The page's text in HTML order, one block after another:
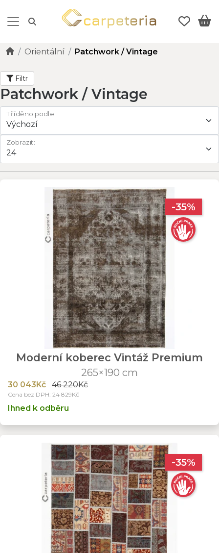
Orientální Patchwork / Vintage
Filtr
Patchwork / Vintage
Tříděno podle:
Zobrazit:
-35%
Moderní koberec Vintáž Premium
265×190 cm
30 043Kč 46 220Kč
Cena bez DPH: 24 829Kč
Ihned k odběru
-35%